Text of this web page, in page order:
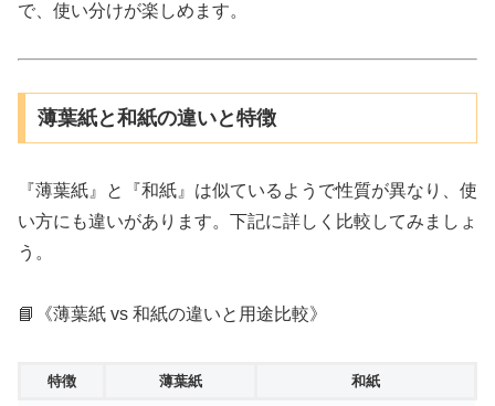
で、使い分けが楽しめます。
薄葉紙と和紙の違いと特徴
『薄葉紙』と『和紙』は似ているようで性質が異なり、使
い方にも違いがあります。下記に詳しく比較してみましょ
う。
📘《薄葉紙 vs 和紙の違いと用途比較》
特徴 薄葉紙 和紙